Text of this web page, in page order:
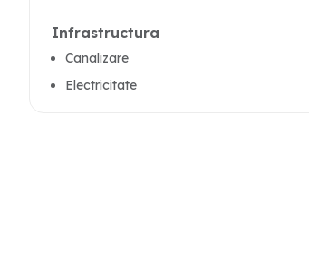
Infrastructura
Canalizare
Electricitate